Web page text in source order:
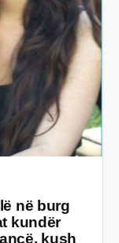
në burg
kundër
kush